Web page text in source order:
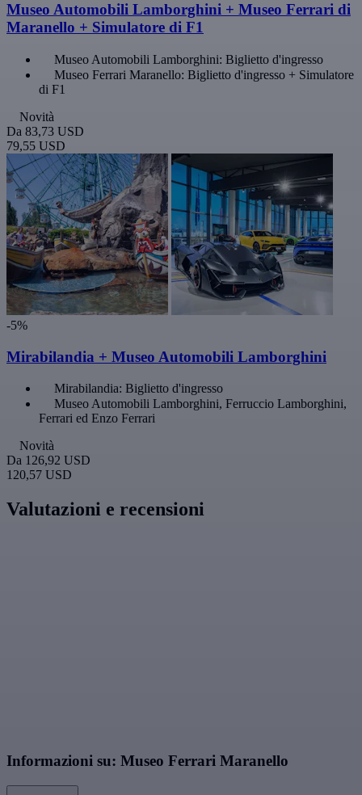
Museo Automobili Lamborghini + Museo Ferrari di
Maranello + Simulatore di F1
Museo Automobili Lamborghini: Biglietto d'ingresso
Museo Ferrari Maranello: Biglietto d'ingresso + Simulatore
di F1
Novità
Da 83,73 USD
79,55 USD
-5%
Mirabilandia + Museo Automobili Lamborghini
Mirabilandia: Biglietto d'ingresso
Museo Automobili Lamborghini, Ferruccio Lamborghini,
Ferrari ed Enzo Ferrari
Novità
Da 126,92 USD
120,57 USD
Valutazioni e recensioni
Informazioni su: Museo Ferrari Maranello